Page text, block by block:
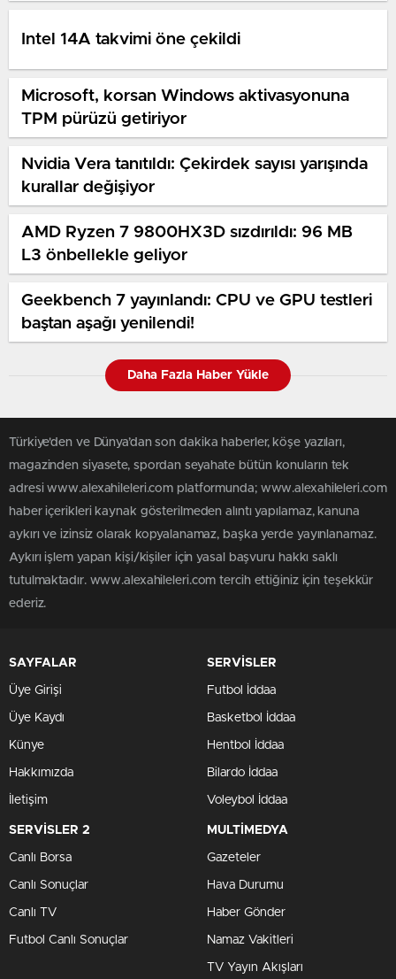
Intel 14A takvimi öne çekildi
Microsoft, korsan Windows aktivasyonuna
TPM pürüzü getiriyor
Nvidia Vera tanıtıldı: Çekirdek sayısı yarışında
kurallar değişiyor
AMD Ryzen 7 9800HX3D sızdırıldı: 96 MB
L3 önbellekle geliyor
Geekbench 7 yayınlandı: CPU ve GPU testleri
baştan aşağı yenilendi!
Daha Fazla Haber Yükle
Türkiye'den ve Dünya’dan son dakika haberler, köşe yazıları,
magazinden siyasete, spordan seyahate bütün konuların tek
adresi www.alexahileleri.com platformunda; www.alexahileleri.com
haber içerikleri kaynak gösterilmeden alıntı yapılamaz, kanuna
aykırı ve izinsiz olarak kopyalanamaz, başka yerde yayınlanamaz.
Aykırı işlem yapan kişi/kişiler için yasal başvuru hakkı saklı
tutulmaktadır. www.alexahileleri.com tercih ettiğiniz için teşekkür
ederiz.
SAYFALAR
Üye Girişi
Üye Kaydı
Künye
Hakkımızda
İletişim
SERVİSLER
Futbol İddaa
Basketbol İddaa
Hentbol İddaa
Bilardo İddaa
Voleybol İddaa
SERVİSLER 2
Canlı Borsa
Canlı Sonuçlar
Canlı TV
Futbol Canlı Sonuçlar
MULTİMEDYA
Gazeteler
Hava Durumu
Haber Gönder
Namaz Vakitleri
TV Yayın Akışları